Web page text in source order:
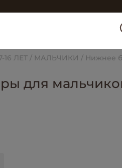
16 ЛЕТ МАЛЬЧИКИ Нижнее
для